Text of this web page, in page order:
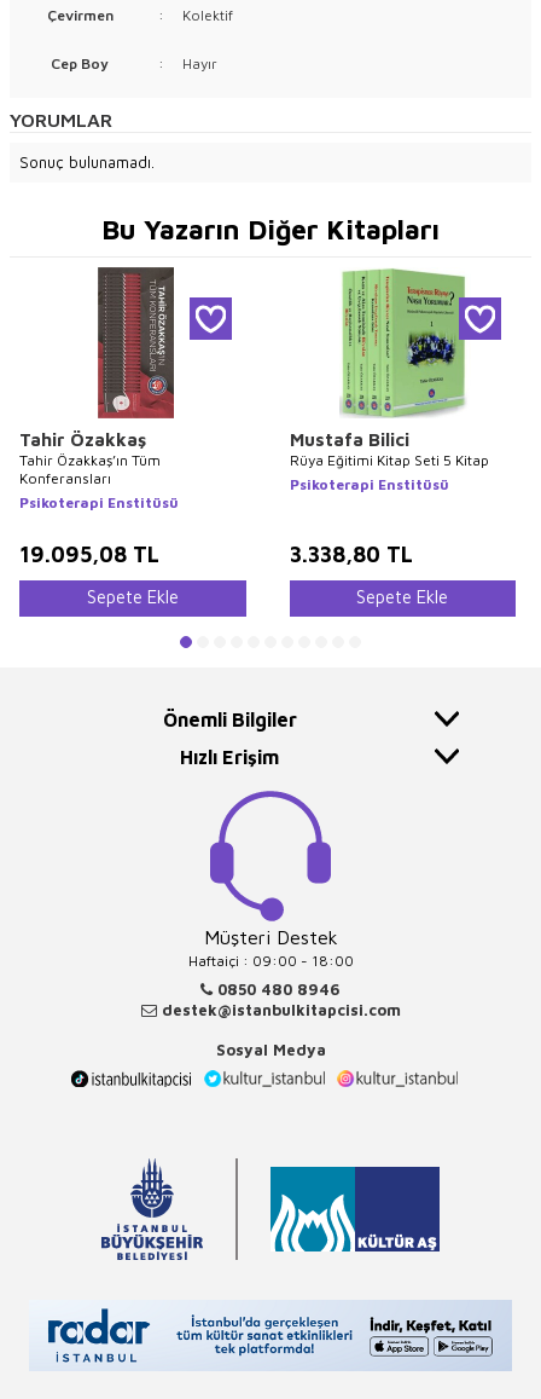
Çevirmen : Kolektif
Cep Boy : Hayır
YORUMLAR
Sonuç bulunamadı.
Bu Yazarın Diğer Kitapları
Tahir Özakkaş
Tahir Özakkaş’ın Tüm
Konferansları
Psikoterapi Enstitüsü
19.095,08 TL
Sepete Ekle
Mustafa Bilici
Rüya Eğitimi Kitap Seti 5 Kitap
Psikoterapi Enstitüsü
3.338,80 TL
Sepete Ekle
Önemli Bilgiler
Hızlı Erişim
Müşteri Destek
Haftaiçi : 09:00 - 18:00
0850 480 8946
destek@istanbulkitapcisi.com
Sosyal Medya